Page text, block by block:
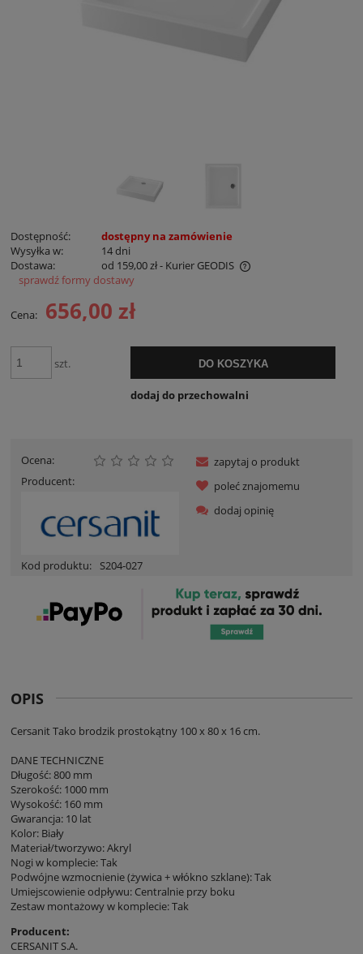
Dostępność:
dostępny na zamówienie
Wysyłka w:
14 dni
Dostawa:
od 159,00 zł- Kurier GEODIS
Cena nie zawiera ewentualnych kosztów płatności
sprawdź formy dostawy
Cena: 656,00 zł
szt. DO KOSZYKA
dodaj do przechowalni
Ocena:
Producent:
Kod produktu: S204-027
zapytaj o produkt
poleć znajomemu
dodaj opinię
OPIS
Cersanit Tako brodzik prostokątny 100 x 80 x 16 cm.
DANE TECHNICZNE
Długość: 800 mm
Szerokość: 1000 mm
Wysokość: 160 mm
Gwarancja: 10 lat
Kolor: Biały
Materiał/tworzywo: Akryl
Nogi w komplecie: Tak
Podwójne wzmocnienie (żywica + włókno szklane): Tak
Umiejscowienie odpływu: Centralnie przy boku
Zestaw montażowy w komplecie: Tak
Producent:
CERSANIT S.A.